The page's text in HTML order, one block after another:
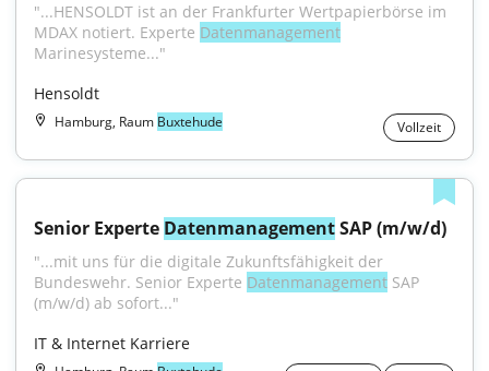
"...HENSOLDT ist an der Frankfurter Wertpapierbörse im
MDAX notiert. Experte Datenmanagement
Marinesysteme..."
Hensoldt
Hamburg, Raum Buxtehude Vollzeit
Senior Experte Datenmanagement SAP (m/w/d)
"...mit uns für die digitale Zukunftsfähigkeit der
Bundeswehr. Senior Experte Datenmanagement SAP
(m/w/d) ab sofort..."
IT & Internet Karriere